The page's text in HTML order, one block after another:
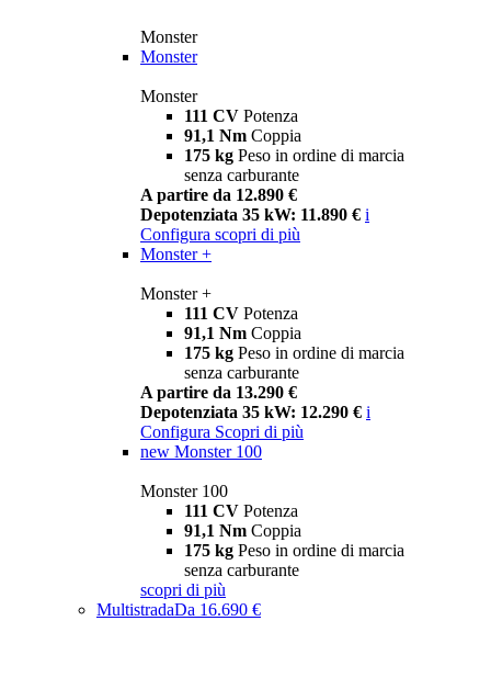
Monster
Monster
Monster
111 CV Potenza
91,1 Nm Coppia
175 kg Peso in ordine di marcia
senza carburante
A partire da 12.890 €
Depotenziata 35 kW: 11.890 € i
Configura scopri di più
Monster +
Monster +
111 CV Potenza
91,1 Nm Coppia
175 kg Peso in ordine di marcia
senza carburante
A partire da 13.290 €
Depotenziata 35 kW: 12.290 € i
Configura Scopri di più
new Monster 100
Monster 100
111 CV Potenza
91,1 Nm Coppia
175 kg Peso in ordine di marcia
senza carburante
scopri di più
MultistradaDa 16.690 €